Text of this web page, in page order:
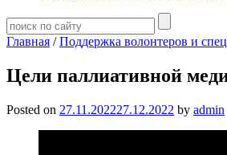
Главная /Поддержка волонтеров и
Цели паллиативной
Posted on 27.11.202227.12.2022 by admin